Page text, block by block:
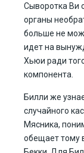
Сыворотка Ви
органы
больше не
идет на
Хьюи ради
компонента.
Билли же
случайного
Мясника,
обещает тому